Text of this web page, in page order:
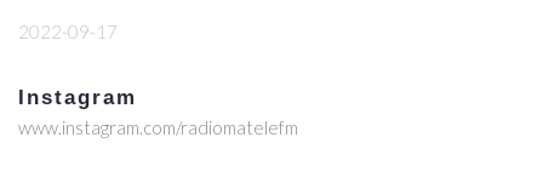
2022-09-17
Instagram
www.instagram.com/radiomatelefm